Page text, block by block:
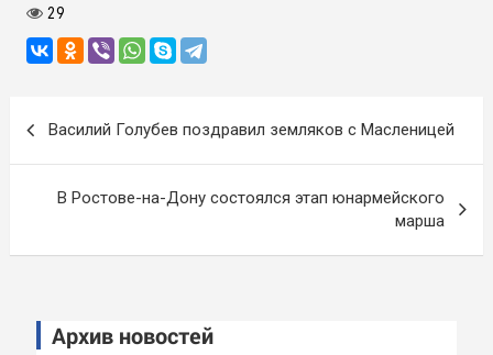
29
по
записям
Василий Голубев поздравил земляков с Масленицей
В Ростове-на-Дону состоялся этап юнармейского
марша
Архив новостей